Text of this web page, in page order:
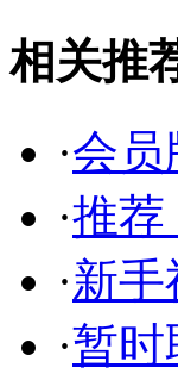
相关推
·会员
·推荐
·新
·暂时